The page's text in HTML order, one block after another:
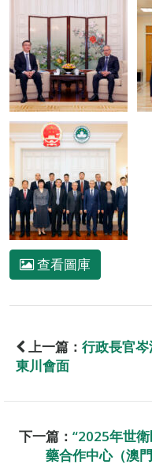
查看圖庫
上一篇： 行政長官
東川會面
下一篇： “2025年世
藥合作中心（澳